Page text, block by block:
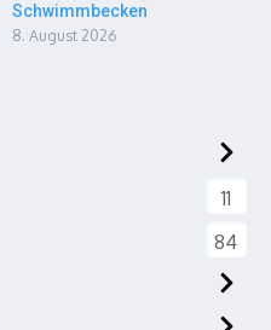
Schwimmbecken
8. August 2026
11
84